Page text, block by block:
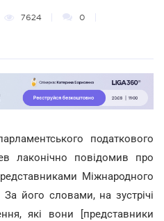
7624 0
податкового
лаконічно повідомив про
Міжнародного
його словами, на зустрічі
які вони [представники